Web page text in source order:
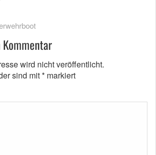
wird nicht veröffentlicht.
sind mit* markiert